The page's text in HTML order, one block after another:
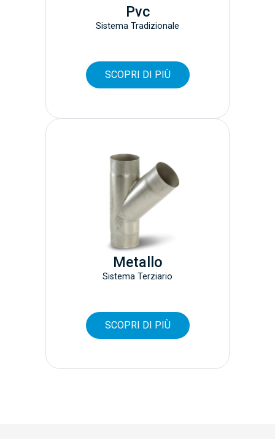
Pvc
Sistema Tradizionale
SCOPRI DI PIÙ
Metallo
Sistema Terziario
SCOPRI DI PIÙ